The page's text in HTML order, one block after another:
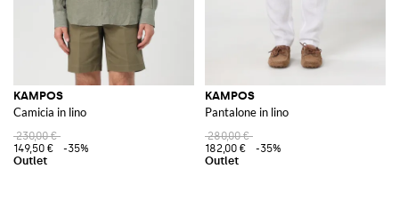
KAMPOS
Camicia in lino
230,00 €
149,50 €
-35%
KAMPOS
Pantalone in lino
280,00 €
182,00 €
-35%